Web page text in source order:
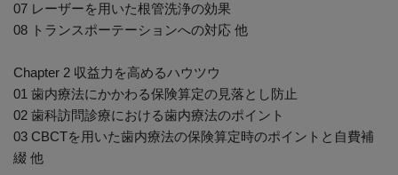
07 レーザーを用いた根管洗浄の効果
08 トランスポーテーションへの対応 他
Chapter 2 収益力を高めるハウツウ
01 歯内療法にかかわる保険算定の見落とし防止
02 歯科訪問診療における歯内療法のポイント
03 CBCTを用いた歯内療法の保険算定時のポイントと自費補
綴 他